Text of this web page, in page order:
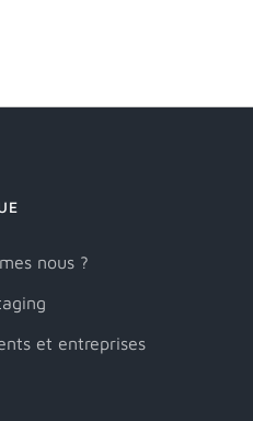
nous ?
et entreprises